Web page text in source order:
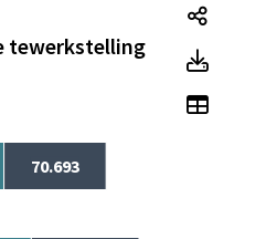
tewerkstelling
70.693
Toon